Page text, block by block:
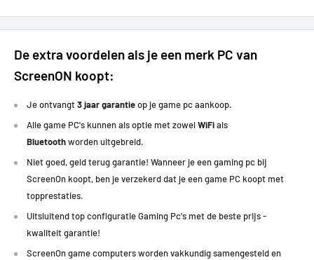
De extra voordelen als je een merk PC van
ScreenON koopt:
Je ontvangt3 jaar garantieop je game pc aankoop.
Alle game PC's kunnen als optie met zowelWiFials
Bluetoothworden uitgebreid.
Niet goed, geld terug garantie! Wanneer je een gaming pc bij
ScreenOn koopt, ben je verzekerd dat je een game PC koopt met
topprestaties.
Uitsluitend top configuratie Gaming Pc's met de beste prijs -
kwaliteit garantie!
ScreenOn game computers worden vakkundig samengesteld en